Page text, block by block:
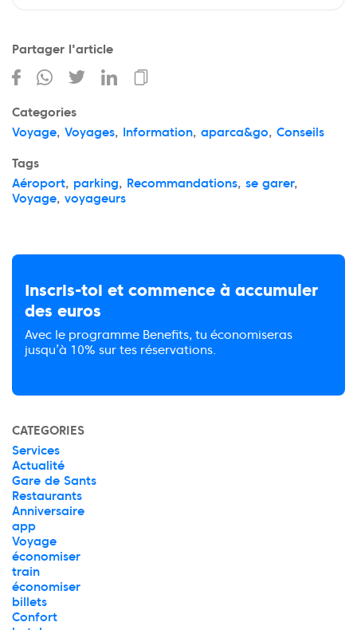
Partager l'article
Categories
Voyage, Voyages, Information, aparca&go, Conseils
Tags
Aéroport, parking, Recommandations, se garer,
Voyage, voyageurs
Inscris-toi et commence à accumuler
des euros
Avec le programme Benefits, tu économiseras
jusqu’à 10% sur tes réservations.
CATEGORIES
Services
Actualité
Gare de Sants
Restaurants
Anniversaire
app
Voyage
économiser
train
économiser
billets
Confort